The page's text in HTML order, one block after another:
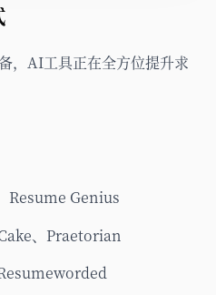
，AI工具正在全方位提升求
Resume Genius
、Praetorian